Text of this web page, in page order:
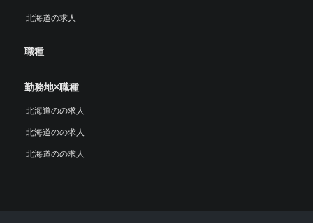
北海道の求人
職種
勤務地×職種
北海道のの求人
北海道のの求人
北海道のの求人